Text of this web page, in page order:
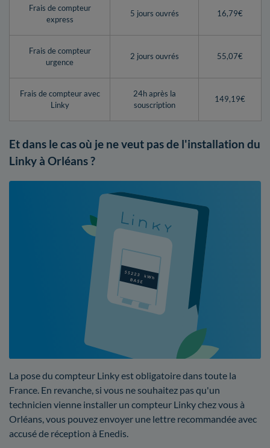
Frais de compteur
express
5 jours ouvrés 16,79€
Frais de compteur
urgence
2 jours ouvrés 55,07€
Frais de compteur avec
Linky
24h après la
souscription
149,19€
Et dans le cas où je ne veut pas de l'installation du
Linky à Orléans ?
La pose du compteur Linky est obligatoire dans toute la
France. En revanche, si vous ne souhaitez pas qu'un
technicien vienne installer un compteur Linky chez vous à
Orléans, vous pouvez envoyer une lettre recommandée avec
accusé de réception à Enedis.